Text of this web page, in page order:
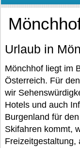
Urlaub in
Mönchhof liegt im
Österreich. Für
wir
Hotels und auch
Burgenland für
Skifahren kommt,
Freizeitgestaltung,